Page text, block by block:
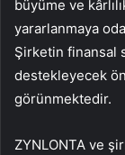
büyüme ve
yararlanmaya
Şirketin finansal
destekleyecek
görünmektedir.
ZYNLONTA ve